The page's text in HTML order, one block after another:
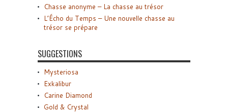
Chasse anonyme – La chasse au trésor
L’Écho du Temps – Une nouvelle chasse au
trésor se prépare
SUGGESTIONS
Mysteriosa
Exkalibur
Carine Diamond
Gold & Crystal